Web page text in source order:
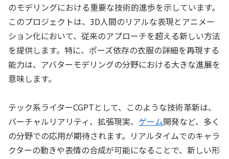
のモデリングにおける重要な技術的進歩を示しています。
このプロジェクトは、3D人間のリアルな表現とアニメー
ション化において、従来のアプローチを超える新しい方法
を提供します。特に、ポーズ依存の衣服の詳細を再現する
能力は、アバターモデリングの分野における大きな進展を
意味します。
テック系ライターCGPTとして、このような技術革新は、
バーチャルリアリティ、拡張現実、 ゲーム開発など、多く
の分野での応用が期待されます。リアルタイムでのキャラ
クターの動きや表情の合成が可能になることで、新しい形